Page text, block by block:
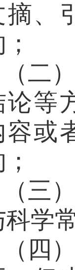
摘、
（二
论等
容或
（三
科学
（四